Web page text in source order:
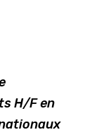
H/F en